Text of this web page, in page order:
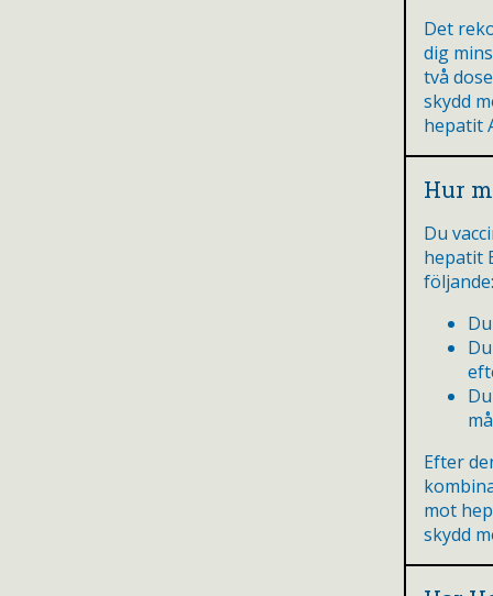
Det
dig
två
skydd
hepatit
Hur
Du
hepatit
följande:
Efter
mot
skydd